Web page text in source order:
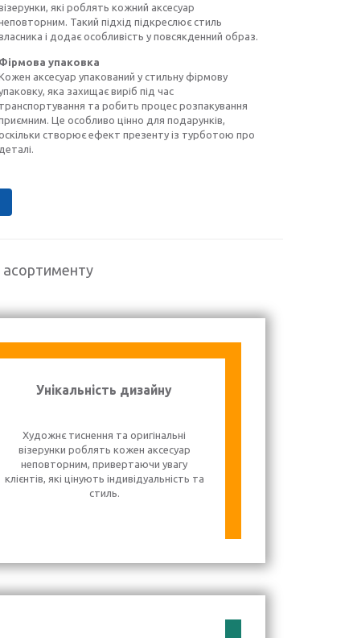
які роблять кожний аксесуар
Такий підхід підкреслює стиль
і додає особливість у повсякденний образ.
Фірмова упаковка
аксесуар упакований у стильну фірмову
яка захищає виріб під час
транспортування та робить процес розпакування
Це особливо цінно для подарунків,
створює ефект презенту із турботою про
деталі.
асортименту
Унікальність дизайну
Художнє тиснення та оригінальні
візерунки роблять кожен аксесуар
неповторним, привертаючи увагу
клієнтів, які цінують індивідуальність та
стиль.